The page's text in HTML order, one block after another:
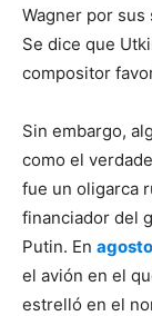
Wagner por
Se dice que
compositor
Sin embargo,
como el
fue un oligarca
financiador del
Putin. En
el avión en el
estrelló en el